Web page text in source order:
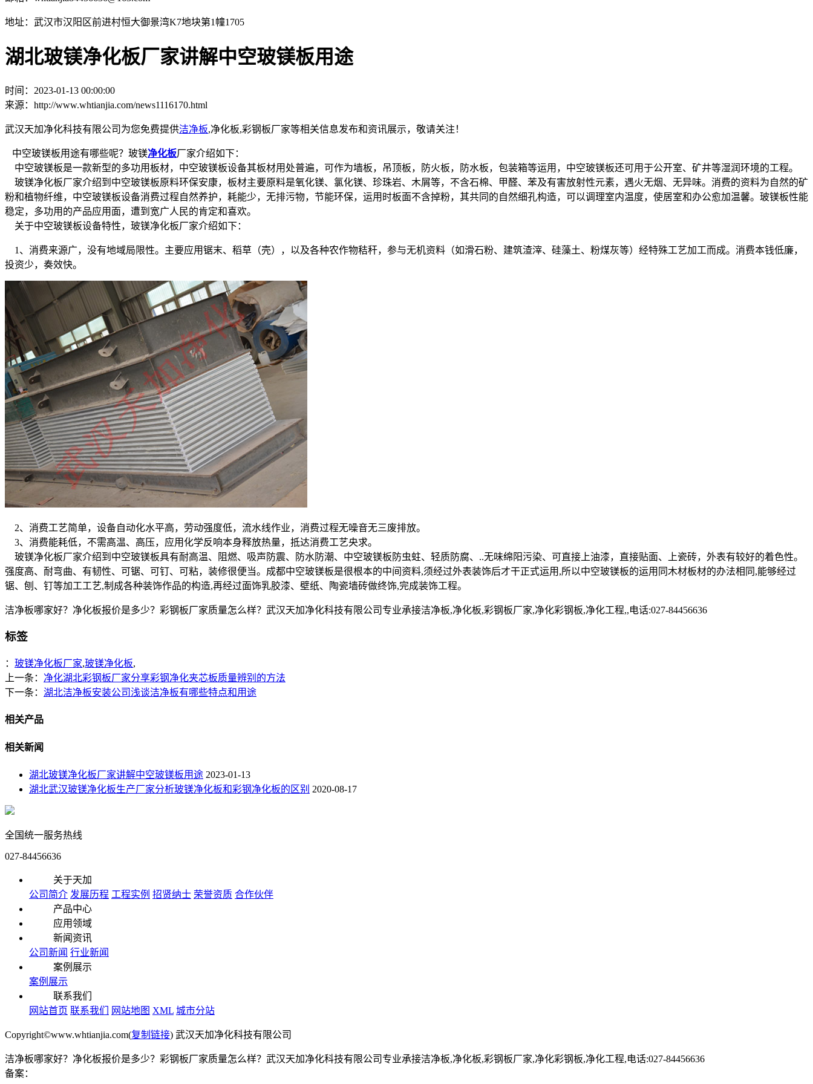
地址：武汉市汉阳区前进村恒大御景湾K7地块第1幢1705
湖北玻镁净化板厂家讲解中空玻镁板用途
时间：2023-01-13 00:00:00
来源：http://www.whtianjia.com/news1116170.html
武汉天加净化科技有限公司为您免费提供洁净板,净化板,彩钢板厂家等相关信息发布和资讯展示，敬请关注！
中空玻镁板用途有哪些呢？玻镁净化板厂家介绍如下：
中空玻镁板是一款新型的多功用板材，中空玻镁板设备其板材用处普遍，可作为墙板，吊顶板，防火板，防水板，包装箱等运用，中空玻镁板还可用于公开室、矿井等湿润环境的工程。
玻镁净化板厂家介绍到中空玻镁板原料环保安康，板材主要原料是氧化镁、氯化镁、珍珠岩、木屑等，不含石棉、甲醛、苯及有害放射性元素，遇火无烟、无异味。消费的资料为自然的矿
粉和植物纤维，中空玻镁板设备消费过程自然养护，耗能少，无排污物，节能环保，运用时板面不含掉粉，其共同的自然细孔构造，可以调理室内温度，使居室和办公愈加温馨。玻镁板性能
稳定，多功用的产品应用面，遭到宽广人民的肯定和喜欢。
关于中空玻镁板设备特性，玻镁净化板厂家介绍如下：
1、消费来源广，没有地域局限性。主要应用锯末、稻草（壳），以及各种农作物秸秆，参与无机资料（如滑石粉、建筑渣滓、硅藻土、粉煤灰等）经特殊工艺加工而成。消费本钱低廉，
投资少，奏效快。
2、消费工艺简单，设备自动化水平高，劳动强度低，流水线作业，消费过程无噪音无三废排放。
3、消费能耗低，不需高温、高压，应用化学反响本身释放热量，抵达消费工艺央求。
玻镁净化板厂家介绍到中空玻镁板具有耐高温、阻燃、吸声防震、防水防潮、中空玻镁板防虫蛀、轻质防腐、..无味绵阳污染、可直接上油漆，直接贴面、上瓷砖，外表有较好的着色性。
强度高、耐弯曲、有韧性、可锯、可钉、可粘，装修很便当。成都中空玻镁板是很根本的中间资料,须经过外表装饰后才干正式运用,所以中空玻镁板的运用同木材板材的办法相同,能够经过
锯、刨、钉等加工工艺,制成各种装饰作品的构造,再经过面饰乳胶漆、壁纸、陶瓷墙砖做终饰,完成装饰工程。
洁净板哪家好？净化板报价是多少？彩钢板厂家质量怎么样？武汉天加净化科技有限公司专业承接洁净板,净化板,彩钢板厂家,净化彩钢板,净化工程,,电话:027-84456636
标签
： 玻镁净化板厂家,玻镁净化板,
上一条： 净化湖北彩钢板厂家分享彩钢净化夹芯板质量辨别的方法
下一条： 湖北洁净板安装公司浅谈洁净板有哪些特点和用途
相关产品
相关新闻
湖北玻镁净化板厂家讲解中空玻镁板用途 2023-01-13
湖北武汉玻镁净化板生产厂家分析玻镁净化板和彩钢净化板的区别 2020-08-17
全国统一服务热线
027-84456636
关于天加
公司简介 发展历程 工程实例 招贤纳士 荣誉资质 合作伙伴
产品中心
应用领域
新闻资讯
公司新闻 行业新闻
案例展示
案例展示
联系我们
网站首页 联系我们 网站地图 XML 城市分站
Copyright©www.whtianjia.com(复制链接) 武汉天加净化科技有限公司
洁净板哪家好？净化板报价是多少？彩钢板厂家质量怎么样？武汉天加净化科技有限公司专业承接洁净板,净化板,彩钢板厂家,净化彩钢板,净化工程,电话:027-84456636
备案：